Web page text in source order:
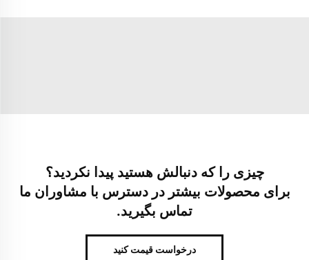
چیزی را که دنبالش هستید پیدا نکردید؟
برای محصولات بیشتر در دسترس با مشاوران ما
تماس بگیرید.
درخواست قیمت کنید